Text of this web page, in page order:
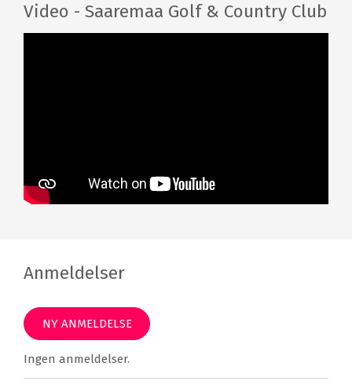
Video - Saaremaa Golf & Country Club
Anmeldelser
NY ANMELDELSE
Ingen anmeldelser.